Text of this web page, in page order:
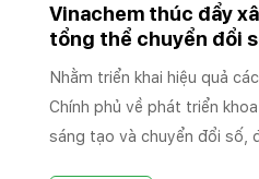
Vinachem thúc đẩy
tổng thể chuyển đổi
Nhằm triển khai hiệu quả
Chính phủ về phát triển
sáng tạo và chuyển đổi số,